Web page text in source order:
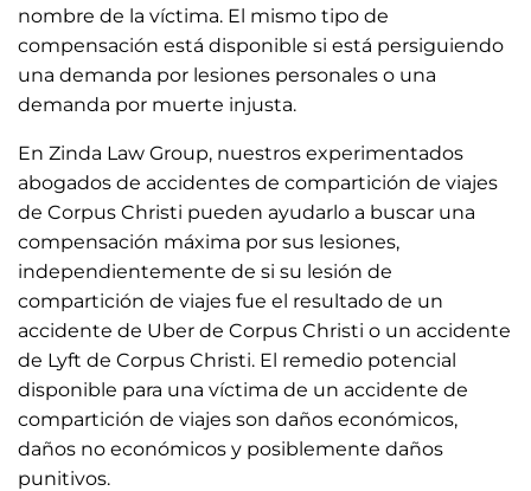
nombre de la víctima. El mismo tipo de
compensación está disponible si está persiguiendo
una demanda por lesiones personales o una
demanda por muerte injusta.
En Zinda Law Group, nuestros experimentados
abogados de accidentes de compartición de viajes
de Corpus Christi pueden ayudarlo a buscar una
compensación máxima por sus lesiones,
independientemente de si su lesión de
compartición de viajes fue el resultado de un
accidente de Uber de Corpus Christi o un accidente
de Lyft de Corpus Christi. El remedio potencial
disponible para una víctima de un accidente de
compartición de viajes son daños económicos,
daños no económicos y posiblemente daños
punitivos.